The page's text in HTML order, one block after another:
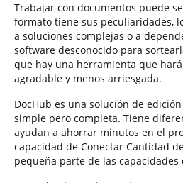
Trabajar con documentos puede
formato tiene sus peculiaridades,
a soluciones complejas o a
software desconocido para
que hay una herramienta que
agradable y menos arriesgada.
DocHub es una solución de
simple pero completa. Tiene
ayudan a ahorrar minutos en el
capacidad de Conectar Cantidad
pequeña parte de las capacidades